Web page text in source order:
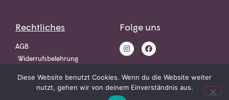
Rechtliches
AGB
Widerrufsbelehrung
Folge uns
Diese Website benutzt Cookies. Wenn du die Website weiter
nutzt, gehen wir von deinem Einverständnis aus.